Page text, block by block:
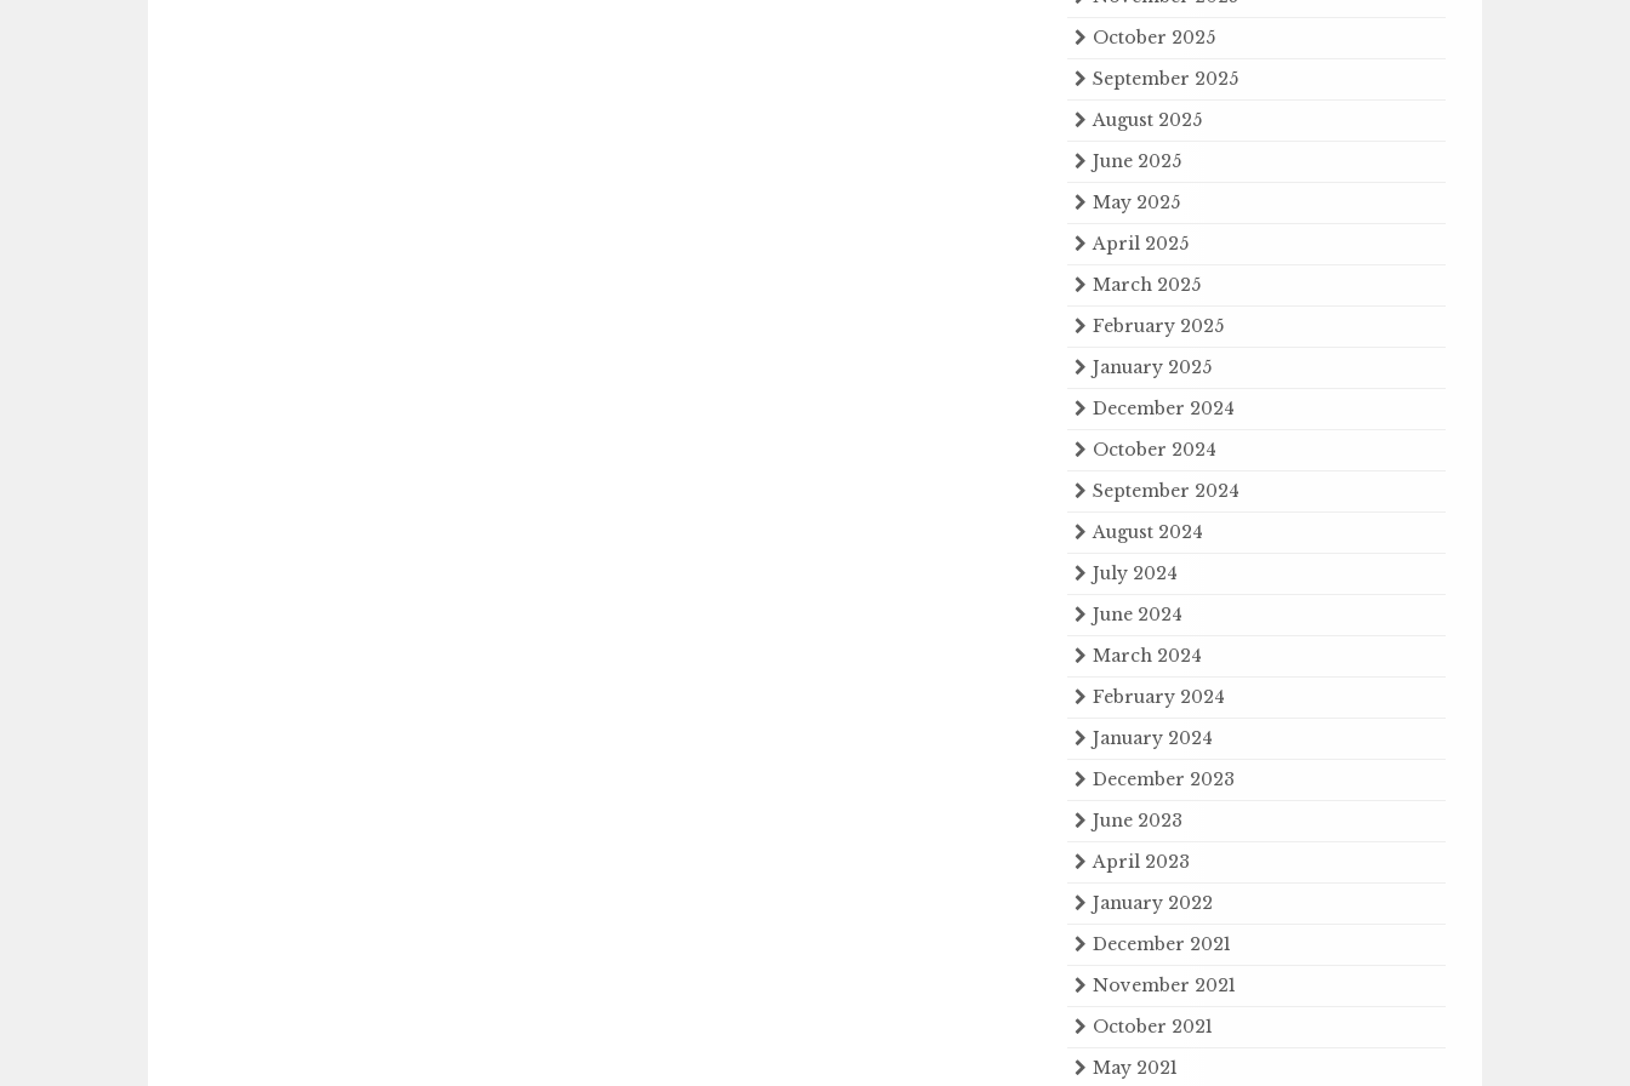
October 2025
September 2025
August 2025
June 2025
May 2025
April 2025
March 2025
February 2025
January 2025
December 2024
October 2024
September 2024
August 2024
July 2024
June 2024
March 2024
February 2024
January 2024
December 2023
June 2023
April 2023
January 2022
December 2021
November 2021
October 2021
May 2021